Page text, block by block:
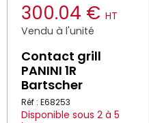
300.04 € HT
Vendu à l'unité
Contact grill
PANINI 1R
Bartscher
Réf : E68253
Disponible sous 2 à 5